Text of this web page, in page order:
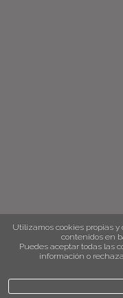
Utilizamos cookies propias
contenidos en
Puedes aceptar todas las
información o